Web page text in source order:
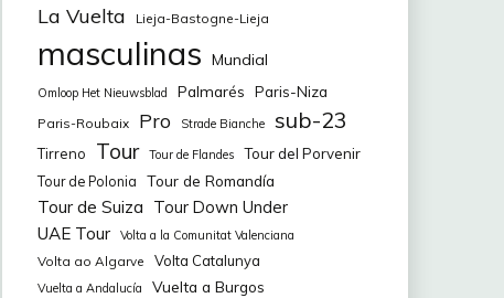
La Vuelta Lieja-Bastogne-Lieja
masculinas Mundial
Omloop Het Nieuwsblad Palmarés Paris-Niza
Paris-Roubaix Pro Strade Bianche sub-23
Tirreno Tour Tour de Flandes Tour del Porvenir
Tour de Polonia Tour de Romandía
Tour de Suiza Tour Down Under
UAE Tour
Volta a la Comunitat Valenciana
Volta ao Algarve Volta Catalunya
Vuelta a Andalucía Vuelta a Burgos